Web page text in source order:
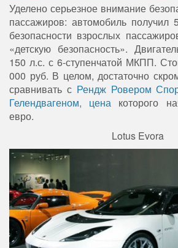
Уделено серьезное внимание
пассажиров: автомобиль получил
безопасности взрослых
«детскую безопасность».
150 л.с. с 6-ступенчатой МКПП.
000 руб. В целом, достаточно
сравнивать с Рендж Ровером
Гелендвагеном, цена которого
евро.
Lotus Evora